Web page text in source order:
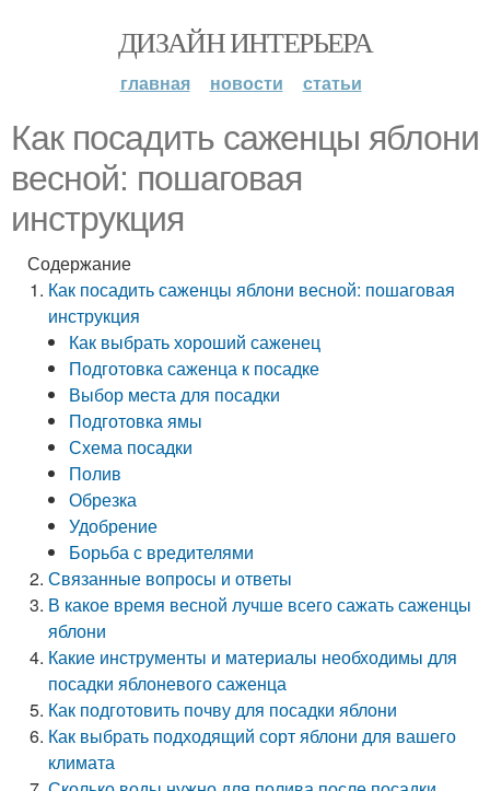
ДИЗАЙН ИНТЕРЬЕРА
главная новости статьи
Как посадить саженцы яблони
весной: пошаговая
инструкция
Содержание
Как посадить саженцы яблони весной: пошаговая
инструкция
Как выбрать хороший саженец
Подготовка саженца к посадке
Выбор места для посадки
Подготовка ямы
Схема посадки
Полив
Обрезка
Удобрение
Борьба с вредителями
Связанные вопросы и ответы
В какое время весной лучше всего сажать саженцы
яблони
Какие инструменты и материалы необходимы для
посадки яблоневого саженца
Как подготовить почву для посадки яблони
Как выбрать подходящий сорт яблони для вашего
климата